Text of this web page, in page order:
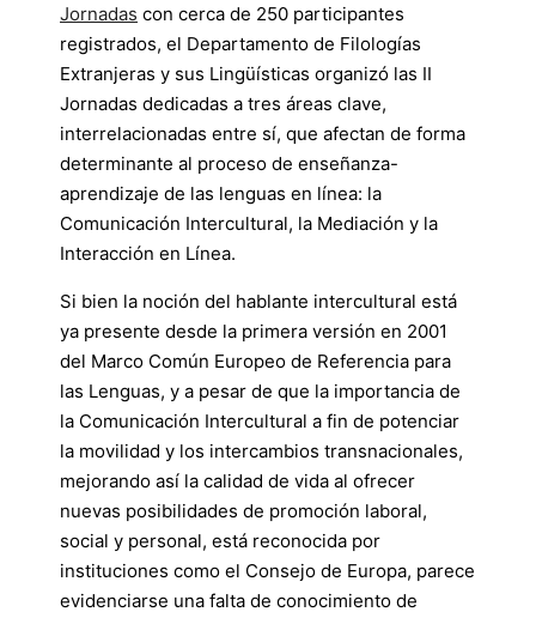
Jornadas con cerca de 250 participantes
registrados, el Departamento de Filologías
Extranjeras y sus Lingüísticas organizó las II
Jornadas dedicadas a tres áreas clave,
interrelacionadas entre sí, que afectan de forma
determinante al proceso de enseñanza-
aprendizaje de las lenguas en línea: la
Comunicación Intercultural, la Mediación y la
Interacción en Línea.
Si bien la noción del hablante intercultural está
ya presente desde la primera versión en 2001
del Marco Común Europeo de Referencia para
las Lenguas, y a pesar de que la importancia de
la Comunicación Intercultural a fin de potenciar
la movilidad y los intercambios transnacionales,
mejorando así la calidad de vida al ofrecer
nuevas posibilidades de promoción laboral,
social y personal, está reconocida por
instituciones como el Consejo de Europa, parece
evidenciarse una falta de conocimiento de